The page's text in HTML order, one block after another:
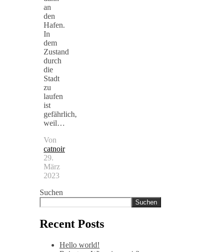
an
den
Hafen.
In
dem
Zustand
durch
die
Stadt
zu
laufen
ist
gefährlich,
weil…
Von
catnoir
29.
März
2023
Suchen
Suchen
Recent Posts
Hello world!